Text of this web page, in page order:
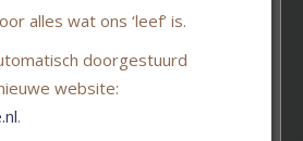
dit was een
voor de fijne
bij de
We zullen dit
alles wat ons ‘leef’ is.
doorgestuurd
website:
.